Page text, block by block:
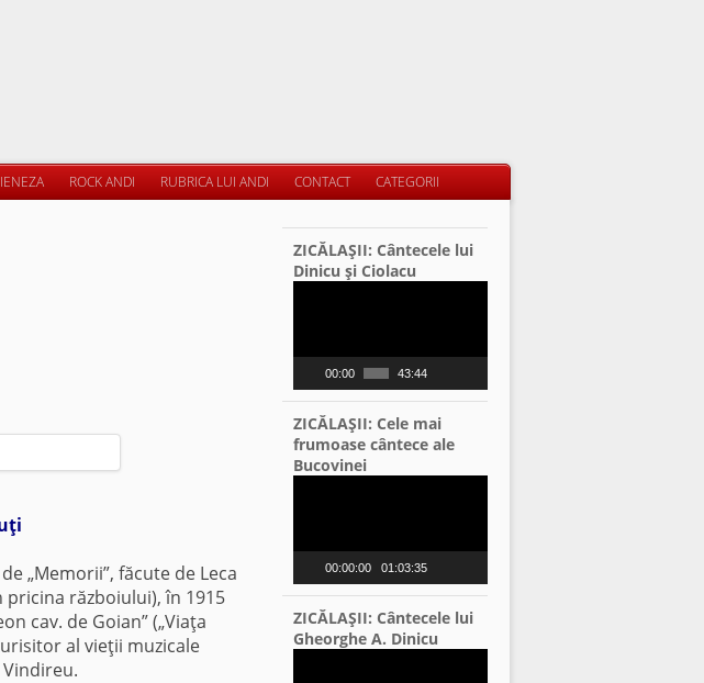
ROCK ANDI RUBRICA LUI ANDI CONTACT CATEGORII
făcute de Leca
războiului), în 1915
cav. de Goian” („Viaţa
al vieţii muzicale
ZICĂLAŞII: Cântecele lui
Dinicu şi Ciolacu
00:00 43:44
ZICĂLAŞII: Cele mai
frumoase cântece ale
Bucovinei
00:00:00 01:03:35
ZICĂLAŞII: Cântecele lui
Gheorghe A. Dinicu